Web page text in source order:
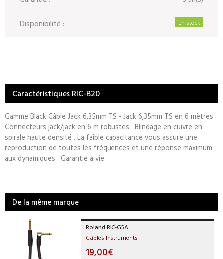
Disponibilité : En stock
Caractéristiques RIC-B20
Gamme Black Câble Jack 6,35mm TS - Jack 6,35mm TS en 6 mètres .
Connecteurs jack/jack en 6 m robustes . Blindage en cuivre en
spirale haute densité . La faible capacitance vous assure une
reproduction de toutes les fréquences et une réponse maximum
aux dynamiques . Garantie à vie
De la même marque
Roland RIC-G5A
Câbles Instruments
19,00€